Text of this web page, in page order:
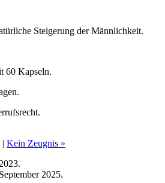
Steigerung der Männlichkeit.
60 Kapseln.
Meinungen